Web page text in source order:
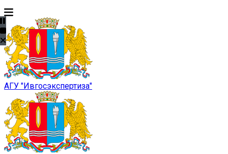
АГУ "Ивгосэкспертиза"